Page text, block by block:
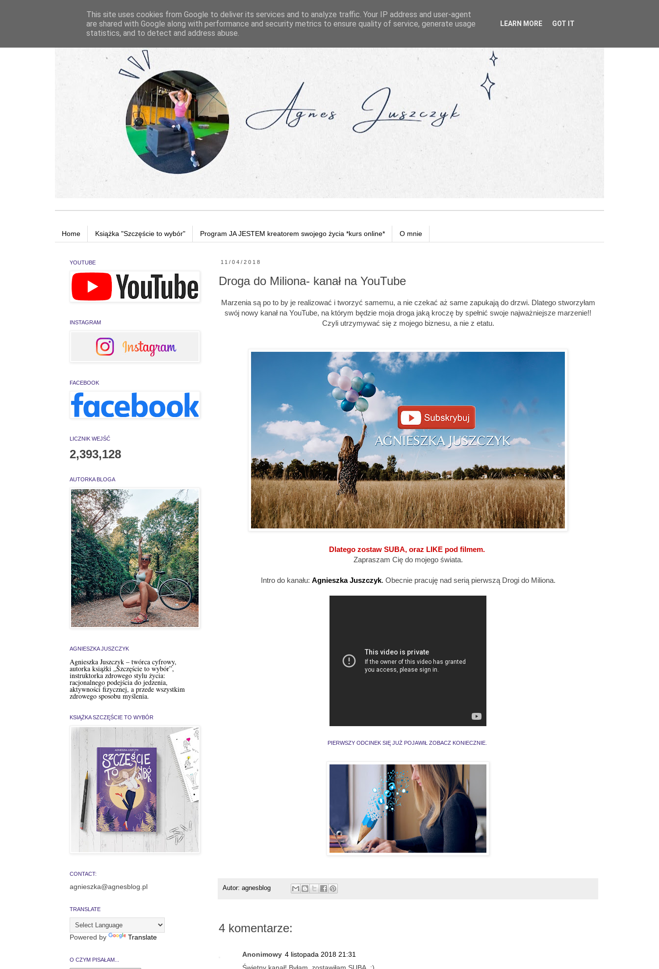
Home Książka "Szczęście to wybór" Program JA JESTEM kreatorem swojego życia *kurs online* O mnie
11/04/2018
Droga do Miliona- kanał na YouTube
Marzenia są po to by je realizować i tworzyć samemu, a nie czekać aż same zapukają do drzwi. Dlatego stworzyłam
swój nowy kanał na YouTube, na którym będzie moja droga jaką kroczę by spełnić swoje najważniejsze marzenie!!
Czyli utrzymywać się z mojego biznesu, a nie z etatu.
Dlatego zostaw SUBA, oraz LIKE pod filmem.
Zapraszam Cię do mojego świata.
Intro do kanału: Agnieszka Juszczyk. Obecnie pracuję nad serią pierwszą Drogi do Miliona.
PIERWSZY ODCINEK SIĘ JUŻ POJAWIŁ ZOBACZ KONIECZNIE.
Autor: agnesblog
4 komentarze:
Anonimowy 4 listopada 2018 21:31
YOUTUBE
INSTAGRAM
FACEBOOK
LICZNIK WEJŚĆ
2,393,128
AUTORKA BLOGA
AGNIESZKA JUSZCZYK
Agnieszka Juszczyk – twórca cyfrowy,
autorka książki „Szczęście to wybór”,
instruktorka zdrowego stylu życia:
racjonalnego podejścia do jedzenia,
aktywności fizycznej, a przede wszystkim
zdrowego sposobu myślenia.
KSIĄŻKA SZCZĘŚCIE TO WYBÓR
CONTACT:
agnieszka@agnesblog.pl
TRANSLATE
Powered by Translate
O CZYM PISAŁAM...
This site uses cookies from Google to deliver its services and to analyze traffic. Your IP address and user-agent
are shared with Google along with performance and security metrics to ensure quality of service, generate usage
statistics, and to detect and address abuse.
LEARN MORE GOT IT